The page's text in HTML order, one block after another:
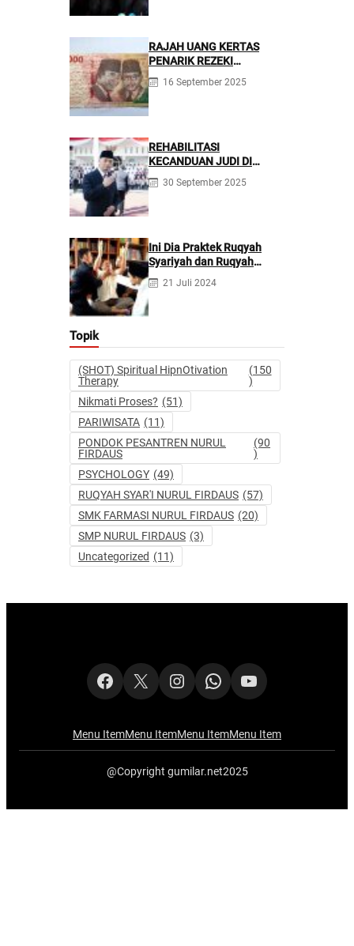
RAJAH UANG KERTAS
PENARIK REZEKI
BERLIMPAH
16 September 2025
REHABILITASI
KECANDUAN JUDI DI
PONPES NURUL FIRDAUS ||
Kecanduan Judi
30 September 2025
Ini Dia Praktek Ruqyah
Syariyah dan Ruqyah
Syetan Menurut Dr Gumilar
21 Juli 2024
Topik
(SHOT) Spiritual HipnOtivation
Therapy
(150
)
Nikmati Proses? (51)
PARIWISATA (11)
PONDOK PESANTREN NURUL
FIRDAUS
(90
)
PSYCHOLOGY (49)
RUQYAH SYAR'I NURUL FIRDAUS (57)
SMK FARMASI NURUL FIRDAUS (20)
SMP NURUL FIRDAUS (3)
Uncategorized (11)
Facebook
X Instagram
WhatsApp
YouTube
Menu ItemMenu ItemMenu ItemMenu Item
@Copyright gumilar.net2025